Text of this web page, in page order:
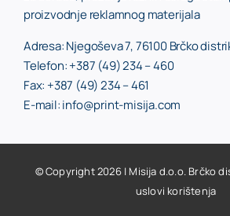
proizvodnje reklamnog materijala
Adresa: Njegoševa 7, 76100 Brčko
Telefon: +387 (49) 234 – 460
Fax: +387 (49) 234 – 461
E-mail: info@print-misija.com
© Copyright 2026 | Misija d.o.o. Brčko
uslovi korištenja